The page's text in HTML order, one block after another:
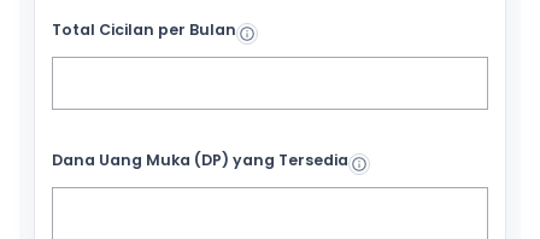
Total Cicilan per Bulan
Dana Uang Muka (DP) yang Tersedia